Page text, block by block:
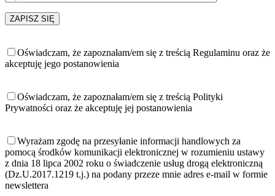
Oświadczam, że zapoznałam/em się z treścią Regulaminu oraz że
akceptuję jego postanowienia
Oświadczam, że zapoznałam/em się z treścią Polityki
Prywatności oraz że akceptuję jej postanowienia
Wyrażam zgodę na przesyłanie informacji handlowych za
pomocą środków komunikacji elektronicznej w rozumieniu ustawy
z dnia 18 lipca 2002 roku o świadczenie usług drogą elektroniczną
(Dz.U.2017.1219 t.j.) na podany przeze mnie adres e-mail w formie
newslettera